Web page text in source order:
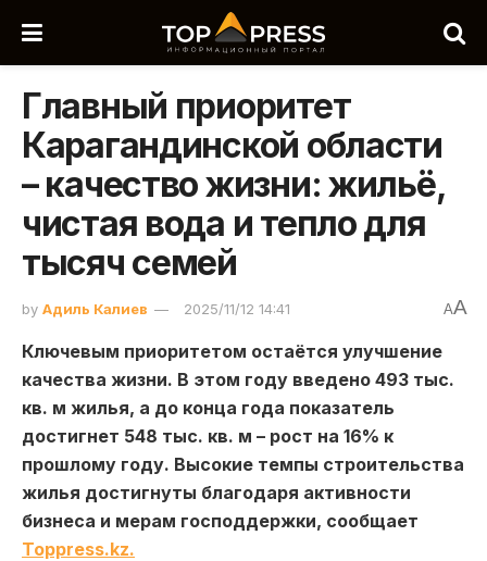
Главный приоритет
Карагандинской области
– качество жизни: жильё,
чистая вода и тепло для
тысяч семей
by Адиль Калиев 2025/11/12 14:41 AA
Ключевым приоритетом остаётся улучшение
качества жизни. В этом году введено 493 тыс.
кв. м жилья, а до конца года показатель
достигнет 548 тыс. кв. м – рост на 16% к
прошлому году. Высокие темпы строительства
жилья достигнуты благодаря активности
бизнеса и мерам господдержки, сообщает
Toppress.kz.